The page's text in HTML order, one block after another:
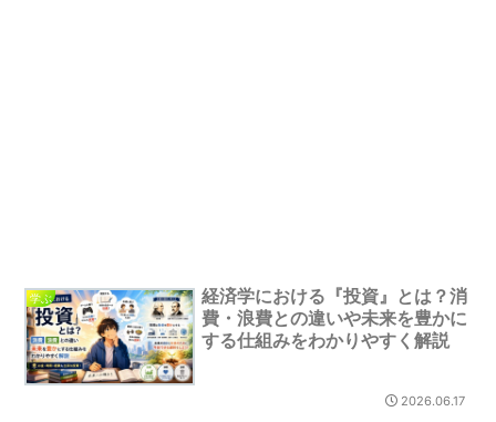
学ぶ
経済学における『投資』とは？消
費・浪費との違いや未来を豊かに
する仕組みをわかりやすく解説
2026.06.17